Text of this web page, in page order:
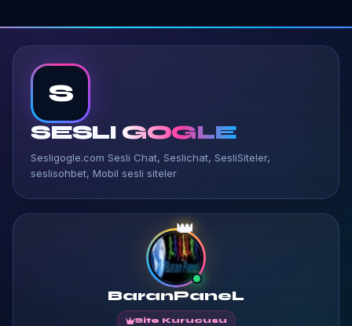
S
SESLI GOGLE
Sesligogle.com Sesli Chat, Seslichat, SesliSiteler,
seslisohbet, Mobil sesli siteler
👑
BaranPaneL
Site Kurucusu